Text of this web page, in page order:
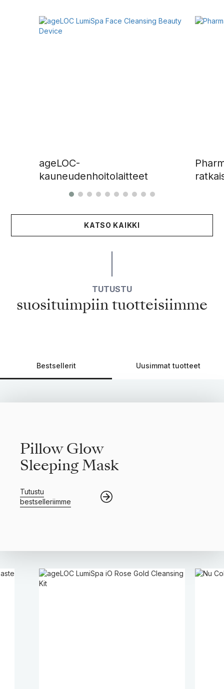
ageLOC-
kauneudenhoitolaitteet
KATSO KAIKKI
TUTUSTU
suosituimpiin tuotteisiimme
Bestsellerit Uusimmat tuotteet
Pillow Glow
Sleeping Mask
Tutustu
bestselleriimme